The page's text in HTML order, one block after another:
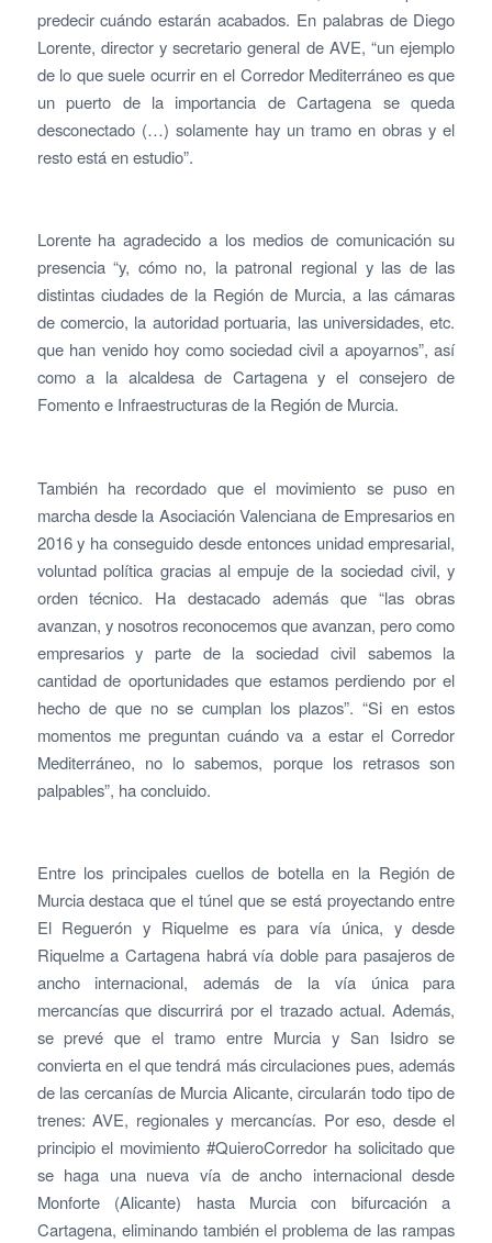
predecir cuándo estarán acabados. En palabras de Diego
Lorente, director y secretario general de AVE, “un ejemplo
de lo que suele ocurrir en el Corredor Mediterráneo es que
un puerto de la importancia de Cartagena se queda
desconectado (…) solamente hay un tramo en obras y el
resto está en estudio”.
Lorente ha agradecido a los medios de comunicación su
presencia “y, cómo no, la patronal regional y las de las
distintas ciudades de la Región de Murcia, a las cámaras
de comercio, la autoridad portuaria, las universidades, etc.
que han venido hoy como sociedad civil a apoyarnos”, así
como a la alcaldesa de Cartagena y el consejero de
Fomento e Infraestructuras de la Región de Murcia.
También ha recordado que el movimiento se puso en
marcha desde la Asociación Valenciana de Empresarios en
2016 y ha conseguido desde entonces unidad empresarial,
voluntad política gracias al empuje de la sociedad civil, y
orden técnico. Ha destacado además que “las obras
avanzan, y nosotros reconocemos que avanzan, pero como
empresarios y parte de la sociedad civil sabemos la
cantidad de oportunidades que estamos perdiendo por el
hecho de que no se cumplan los plazos”. “Si en estos
momentos me preguntan cuándo va a estar el Corredor
Mediterráneo, no lo sabemos, porque los retrasos son
palpables”, ha concluido.
Entre los principales cuellos de botella en la Región de
Murcia destaca que el túnel que se está proyectando entre
El Reguerón y Riquelme es para vía única, y desde
Riquelme a Cartagena habrá vía doble para pasajeros de
ancho internacional, además de la vía única para
mercancías que discurrirá por el trazado actual. Además,
se prevé que el tramo entre Murcia y San Isidro se
convierta en el que tendrá más circulaciones pues, además
de las cercanías de Murcia Alicante, circularán todo tipo de
trenes: AVE, regionales y mercancías. Por eso, desde el
principio el movimiento #QuieroCorredor ha solicitado que
se haga una nueva vía de ancho internacional desde
Monforte (Alicante) hasta Murcia con bifurcación a
Cartagena, eliminando también el problema de las rampas